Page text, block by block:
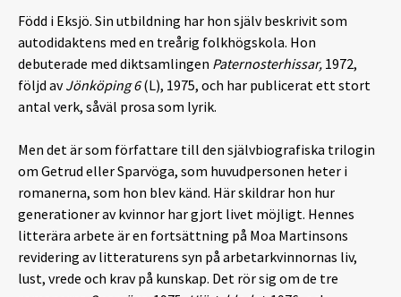
Född i Eksjö. Sin utbildning har hon själv beskrivit som
autodidaktens med en treårig folkhögskola. Hon
debuterade med diktsamlingen Paternosterhissar, 1972,
följd avJönköping 6(L), 1975, och har publicerat ett stort
antal verk, såväl prosa som lyrik.
Men det är som författare till den självbiografiska trilogin
om Getrud eller Sparvöga, som huvudpersonen heter i
romanerna, som hon blev känd. Här skildrar hon hur
generationer av kvinnor har gjort livet möjligt. Hennes
litterära arbete är en fortsättning på Moa Martinsons
revidering av litteraturens syn på arbetarkvinnornas liv,
lust, vrede och krav på kunskap. Det rör sig om de tre